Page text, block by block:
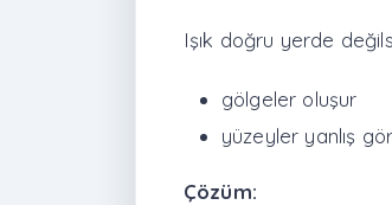
Işık doğru yerde
gölgeler oluşur
yüzeyler yanlış
Çözüm: